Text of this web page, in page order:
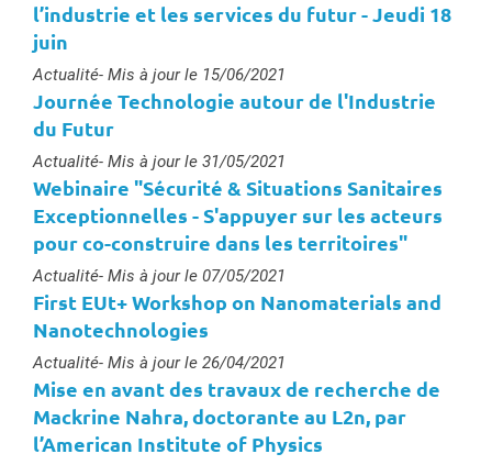
l’industrie et les services du futur - Jeudi 18
juin
Type :
Actualité- Mis à jour le 15/06/2021
Journée Technologie autour de l'Industrie
du Futur
Type :
Actualité- Mis à jour le 31/05/2021
Webinaire "Sécurité & Situations Sanitaires
Exceptionnelles - S'appuyer sur les acteurs
pour co-construire dans les territoires"
Type :
Actualité- Mis à jour le 07/05/2021
First EUt+ Workshop on Nanomaterials and
Nanotechnologies
Type :
Actualité- Mis à jour le 26/04/2021
Mise en avant des travaux de recherche de
Mackrine Nahra, doctorante au L2n, par
l’American Institute of Physics